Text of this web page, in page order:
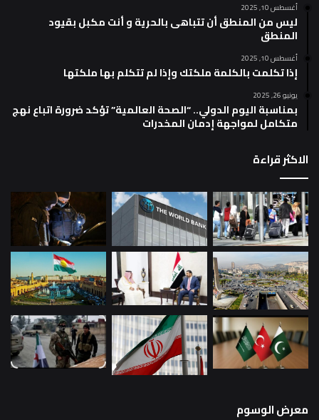
أغسطس 10, 2025
ليس من المنطق أن تتباهى بالحرية و أنت مكبل بقيود
المنطق
أغسطس 10, 2025
إذا تكلمت بالكلمة ملكتك وإذا لم تتكلم بها ملكتها
يونيو 26, 2025
بمناسبة اليوم الدولي.. “الصحة العالمية” تؤكد ضرورة اتباع نهج
متكامل لمواجهة إدمان المخدرات
الاكثر قراءة
معرض الوسوم